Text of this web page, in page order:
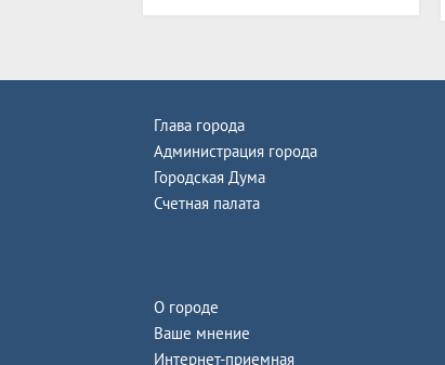
Глава города
Администрация города
Городская Дума
Счетная палата
О городе
Ваше мнение
Интернет-приемная